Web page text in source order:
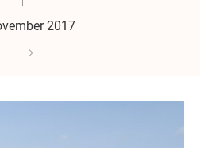
2017